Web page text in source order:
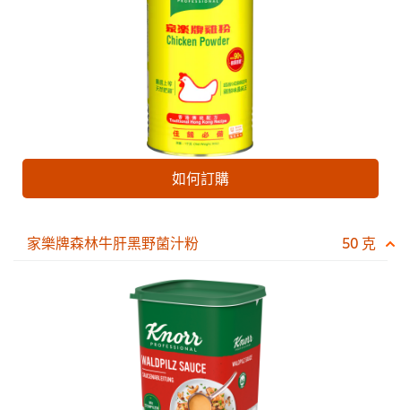
如何訂購
家樂牌森林牛肝黑野菌汁粉 50 克